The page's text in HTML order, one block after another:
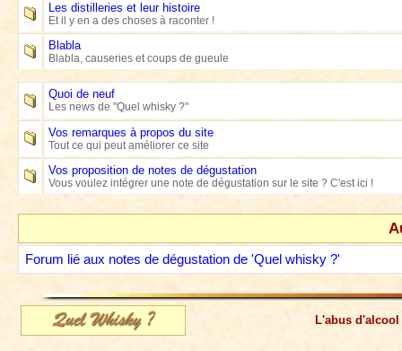
Les distilleries et leur histoire
Et il y en a des choses à raconter !
Blabla
Blabla, causeries et coups de gueule
Quoi de neuf
Les news de "Quel whisky ?"
Vos remarques à propos du site
Tout ce qui peut améliorer ce site
Vos proposition de notes de dégustation
Vous voulez intégrer une note de dégustation sur le site ? C'est ici !
Forum lié aux notes de dégustation de 'Quel whisky ?'
L'abus